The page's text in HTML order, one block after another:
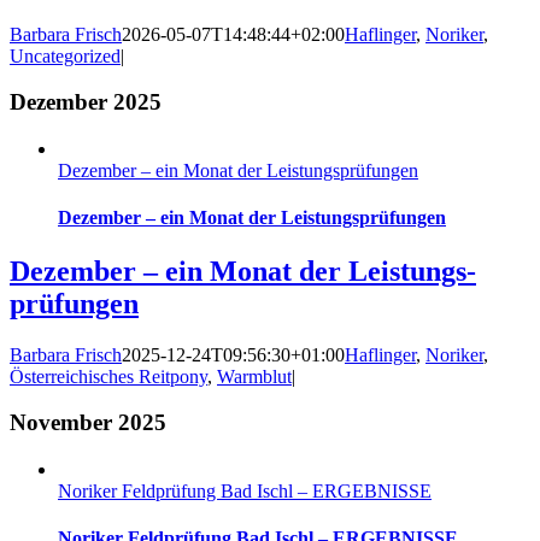
Barbara Frisch2026-05-07T14:48:44+02:00Haflinger, Noriker,
Uncategorized|
Dezember 2025
Dezember – ein Monat der Leistungs­prüfungen
Dezember – ein Monat der Leistungs­prüfungen
Dezember – ein Monat der Leistungs­
prüfungen
Barbara Frisch2025-12-24T09:56:30+01:00Haflinger, Noriker,
Österreichisches Reitpony, Warmblut|
November 2025
Noriker Feldprüfung Bad Ischl – ERGEBNISSE